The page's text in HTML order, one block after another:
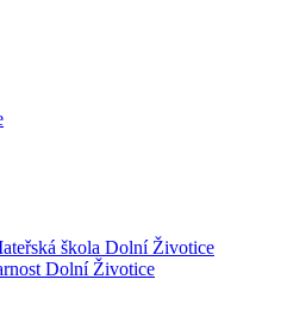
škola Dolní Životice
Dolní Životice